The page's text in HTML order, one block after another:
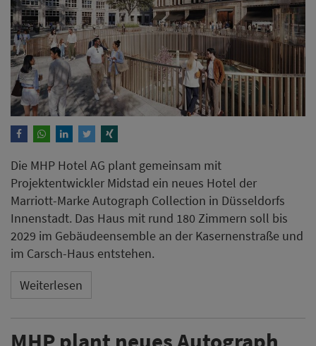
Die MHP Hotel AG plant gemeinsam mit
Projektentwickler Midstad ein neues Hotel der
Marriott-Marke Autograph Collection in Düsseldorfs
Innenstadt. Das Haus mit rund 180 Zimmern soll bis
2029 im Gebäudeensemble an der Kasernenstraße und
im Carsch-Haus entstehen.
Weiterlesen